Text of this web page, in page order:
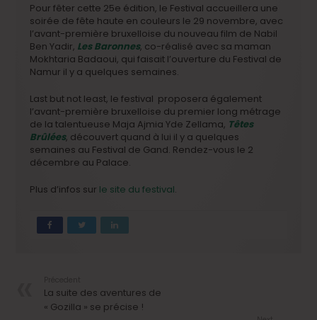
Pour fêter cette 25e édition, le Festival accueillera une
soirée de fête haute en couleurs le 29 novembre, avec
l’avant-première bruxelloise du nouveau film de Nabil
Ben Yadir, Les Baronnes, co-réalisé avec sa maman
Mokhtaria Badaoui, qui faisait l’ouverture du Festival de
Namur il y a quelques semaines.
Last but not least, le festival proposera également
l’avant-première bruxelloise du premier long métrage
de la talentueuse Maja Ajmia Yde Zellama, Têtes
Brûlées, découvert quand à lui il y a quelques
semaines au Festival de Gand. Rendez-vous le 2
décembre au Palace.
Plus d’infos sur le site du festival.
La suite des aventures de
« Gozilla » se précise !